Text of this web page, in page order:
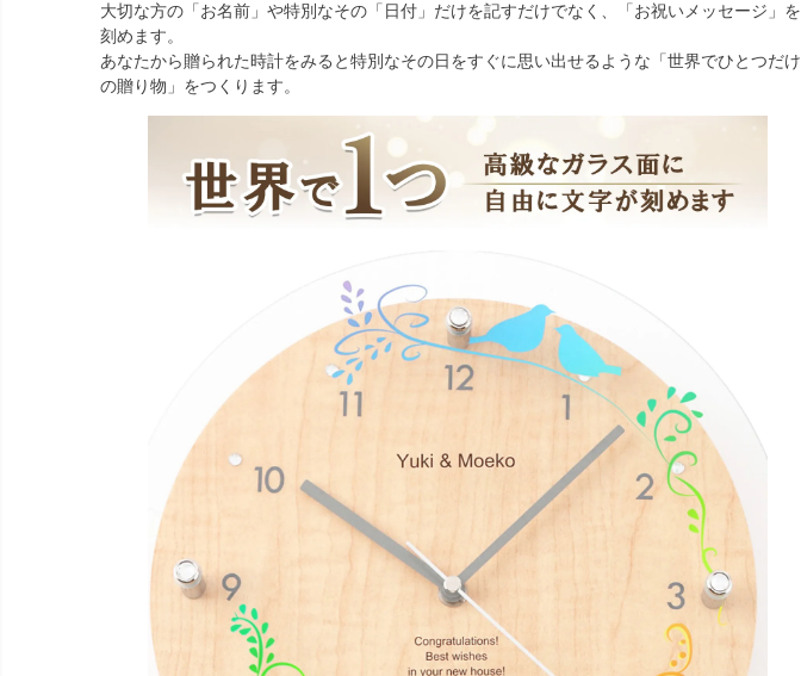
大切な方の「お名前」や特別なその「日付」だけを記すだけでなく、「お祝いメッセージ」を
刻めます。
あなたから贈られた時計をみると特別なその日をすぐに思い出せるような「世界でひとつだけ
の贈り物」をつくります。